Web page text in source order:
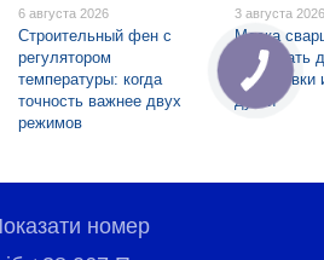
6 августа 2026
Строительный фен с
регулятором
температуры: когда
точность важнее двух
режимов
3 августа
Маска
дугой
номер